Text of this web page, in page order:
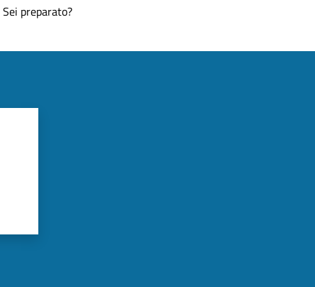
Sei preparato?